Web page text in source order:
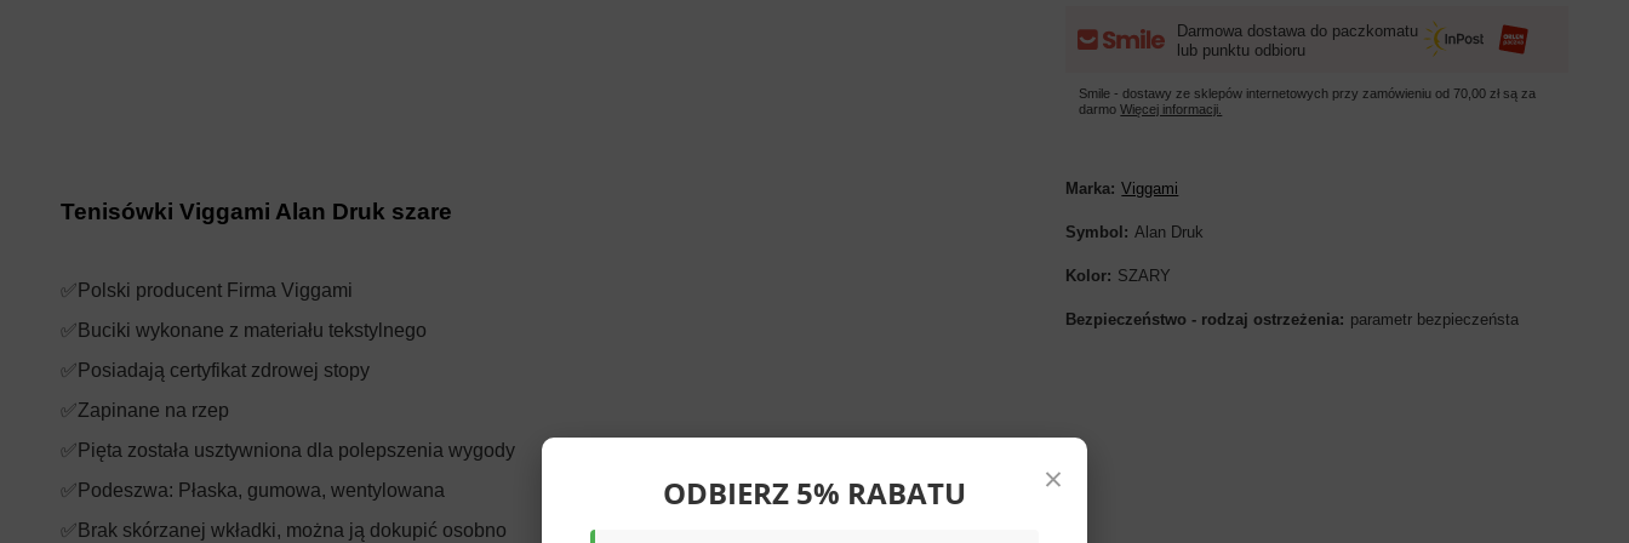
Darmowa dostawa do paczkomatu
lub punktu odbioru
Smile - dostawy ze sklepów internetowych przy zamówieniu od 70,00 zł są za
darmoWięcej informacji.
Tenisówki Viggami Alan Druk szare
✅Polski producent Firma Viggami
✅Buciki wykonane z materiału tekstylnego
✅Posiadają certyfikat zdrowej stopy
✅Zapinane na rzep
✅Pięta została usztywniona dla polepszenia wygody
✅Podeszwa: Płaska, gumowa, wentylowana
✅Brak skórzanej wkładki, można ją dokupić osobno
Marka Viggami
Symbol Alan Druk
Kolor SZARY
Bezpieczeństwo - rodzaj ostrzeżenia parametr bezpieczeństa
×
ODBIERZ 5% RABATU